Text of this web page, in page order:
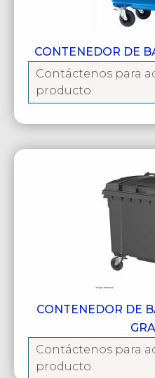
CONTENEDOR DE
Contáctenos para
producto.
CONTENEDOR DE
Contáctenos para
producto.